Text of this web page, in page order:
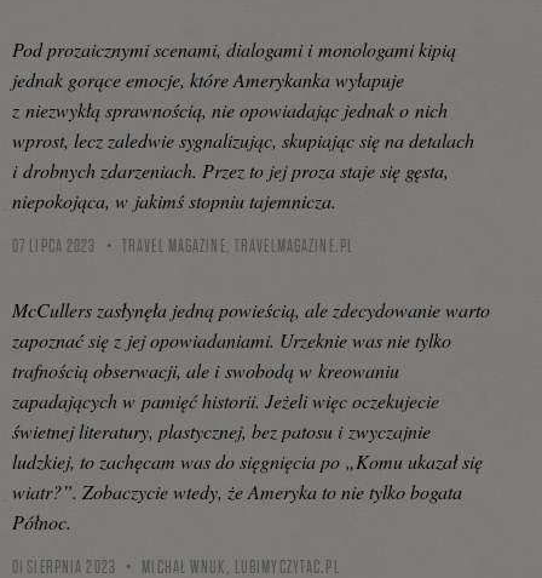
Pod prozaicznymi scenami, dialogami i monologami kipią
jednak gorące emocje, które Amerykanka wyłapuje
z niezwykłą sprawnością, nie opowiadając jednak o nich
wprost, lecz zaledwie sygnalizując, skupiając się na detalach
i drobnych zdarzeniach. Przez to jej proza staje się gęsta,
niepokojąca, w jakimś stopniu tajemnicza.
07 LIPCA 2023 TRAVEL MAGAZINE, TRAVELMAGAZINE.PL
McCullers zasłynęła jedną powieścią, ale zdecydowanie warto
zapoznać się z jej opowiadaniami. Urzeknie was nie tylko
trafnością obserwacji, ale i swobodą w kreowaniu
zapadających w pamięć historii. Jeżeli więc oczekujecie
świetnej literatury, plastycznej, bez patosu i zwyczajnie
ludzkiej, to zachęcam was do sięgnięcia po „Komu ukazał się
wiatr?”. Zobaczycie wtedy, że Ameryka to nie tylko bogata
Północ.
01 SIERPNIA 2023 MICHAŁ WNUK, LUBIMYCZYTAC.PL